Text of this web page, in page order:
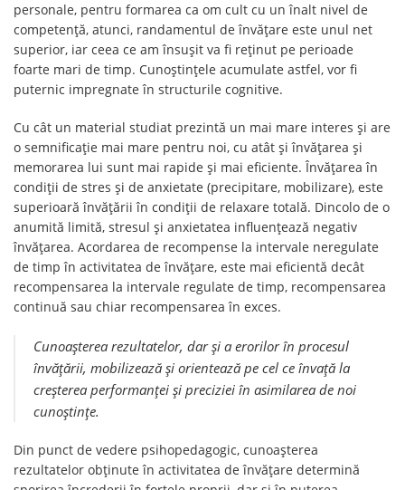
personale, pentru formarea ca om cult cu un înalt nivel de
competență, atunci, randamentul de învățare este unul net
superior, iar ceea ce am însușit va fi reținut pe perioade
foarte mari de timp. Cunoștințele acumulate astfel, vor fi
puternic impregnate în structurile cognitive.
Cu cât un material studiat prezintă un mai mare interes și are
o semnificație mai mare pentru noi, cu atât și învățarea și
memorarea lui sunt mai rapide și mai eficiente. Învățarea în
condiții de stres și de anxietate (precipitare, mobilizare), este
superioară învățării în condiții de relaxare totală. Dincolo de o
anumită limită, stresul și anxietatea influențează negativ
învățarea. Acordarea de recompense la intervale neregulate
de timp în activitatea de învățare, este mai eficientă decât
recompensarea la intervale regulate de timp, recompensarea
continuă sau chiar recompensarea în exces.
Cunoașterea rezultatelor, dar și a erorilor în procesul
învățării, mobilizează și orientează pe cel ce învață la
creșterea performanței și preciziei în asimilarea de noi
cunoștințe.
Din punct de vedere psihopedagogic, cunoașterea
rezultatelor obținute în activitatea de învățare determină